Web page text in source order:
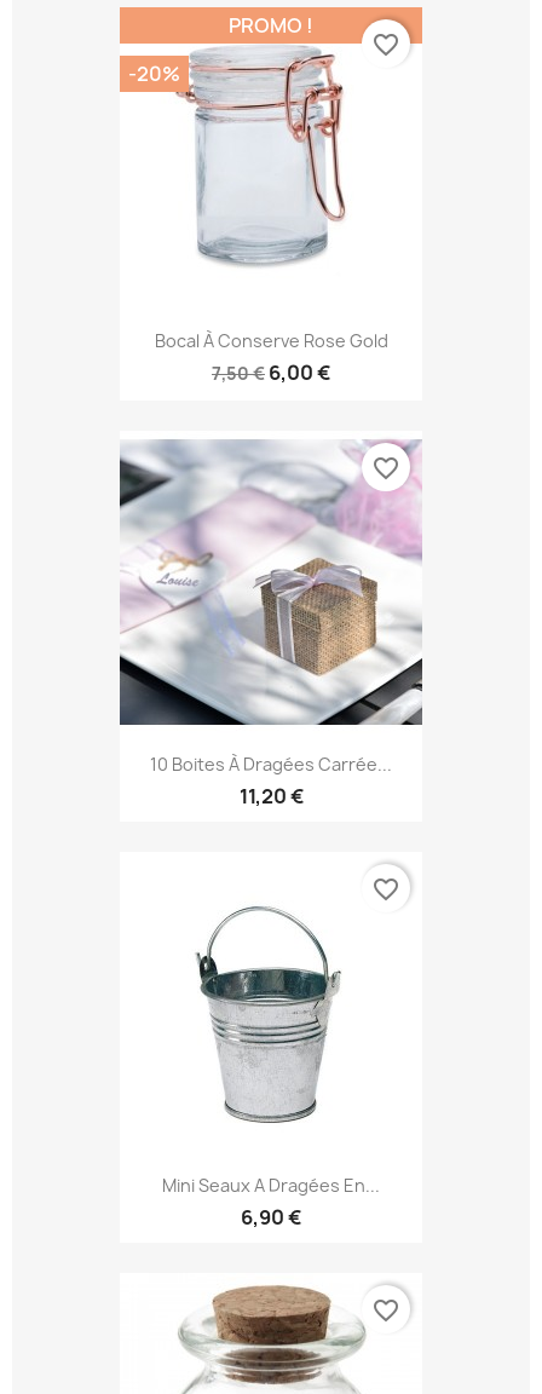
Bocal À Conserve Rose Gold
7,50 € 6,00 €
PROMO !
-20%
favorite_border
10 Boites À Dragées Carrée...
11,20 €
favorite_border
Mini Seaux A Dragées En...
6,90 €
favorite_border
favorite_border